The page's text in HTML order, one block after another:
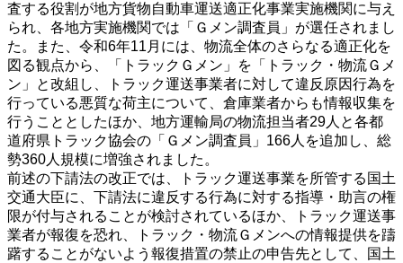
査する役割が地方貨物自動車運送適正化事業実施機関に与え
られ、各地方実施機関では「Ｇメン調査員」が選任されまし
た。また、令和6年11月には、物流全体のさらなる適正化を
図る観点から、「トラックＧメン」を「トラック・物流Ｇメ
ン」と改組し、トラック運送事業者に対して違反原因行為を
行っている悪質な荷主について、倉庫業者からも情報収集を
行うこととしたほか、地方運輸局の物流担当者29人と各都
道府県トラック協会の「Ｇメン調査員」166人を追加し、総
勢360人規模に増強されました。
前述の下請法の改正では、トラック運送事業を所管する国土
交通大臣に、下請法に違反する行為に対する指導・助言の権
限が付与されることが検討されているほか、トラック運送事
業者が報復を恐れ、トラック・物流Ｇメンへの情報提供を躊
躇することがないよう報復措置の禁止の申告先として、国土